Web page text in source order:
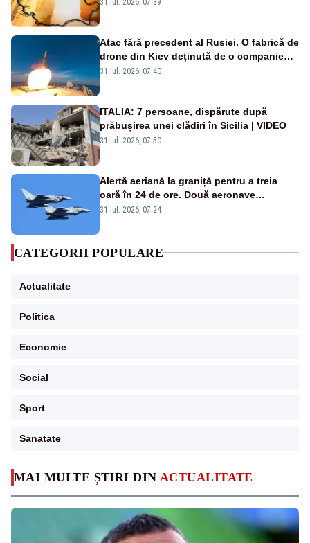
MAI MULTE ȘTIRI DIN ACTUALITATE
Atac fără precedent al Rusiei. O fabrică de
drone din Kiev deținută de o companie
americană, distrusă de o rachetă
31 iul. 2026, 07:40
ITALIA: 7 persoane, dispărute după
prăbușirea unei clădiri în Sicilia | VIDEO
31 iul. 2026, 07:50
Alertă aeriană la graniță pentru a treia
oară în 24 de ore. Două aeronave
Eurofighter britanice au fost ridicate de la
31 iul. 2026, 07:24
CATEGORII POPULARE
Actualitate
Politica
Economie
Social
Sport
Sanatate